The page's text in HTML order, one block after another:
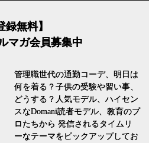
録無料】
マガ会員募集中
管理職世代の通勤コーデ、明日は
何を着る？子供の受験や習い事、
どうする？人気モデル、ハイセン
スなDomani読者モデル、教育のプ
ロたちから 発信されるタイムリ
ーなテーマをピックアップしてお